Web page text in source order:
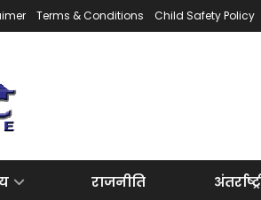
Terms & Conditions Child Safety Policy
राजनीति